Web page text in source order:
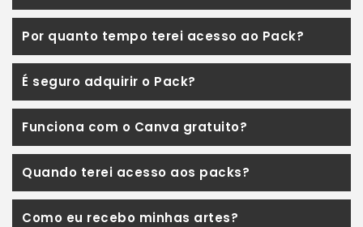
Por quanto tempo terei acesso ao Pack?
É seguro adquirir o Pack?
Funciona com o Canva gratuito?
Quando terei acesso aos packs?
Como eu recebo minhas artes?